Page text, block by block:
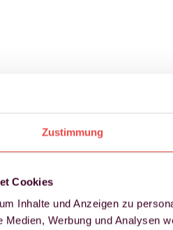
Zustimmung
Cookies
Inhalte und Anzeigen zu
Medien, Werbung und Analysen